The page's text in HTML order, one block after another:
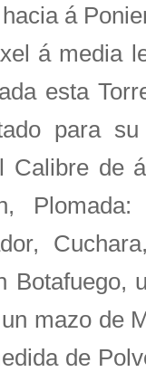
á
á media
esta
para
Calibre de
Botafuego,
mazo de
de